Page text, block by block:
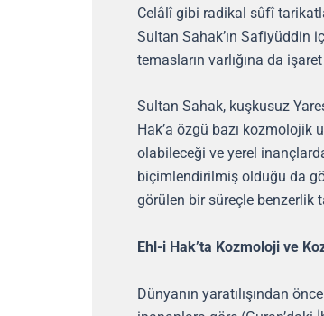
Celâlî gibi radikal sûfî
Sultan Sahak’ın Safiyüddin
temasların varlığına da
Sultan Sahak, kuşkusuz
Hak’a özgü bazı kozmolojik
olabileceği ve yerel
biçimlendirilmiş olduğu da
görülen bir süreçle benzerlik
Ehl-i Hak’ta Kozmoloji ve
Dünyanın yaratılışından